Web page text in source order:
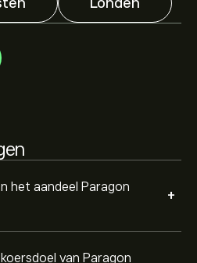
Londen
het aandeel Paragon
+
van Paragon
voor Paragon Group of
financiële
Bekijk de meest recente
koersbewegingen.